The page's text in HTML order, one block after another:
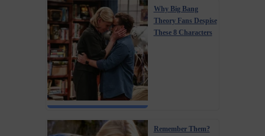
Why Big Bang
Theory Fans Despise
These 8 Characters
Remember Them?